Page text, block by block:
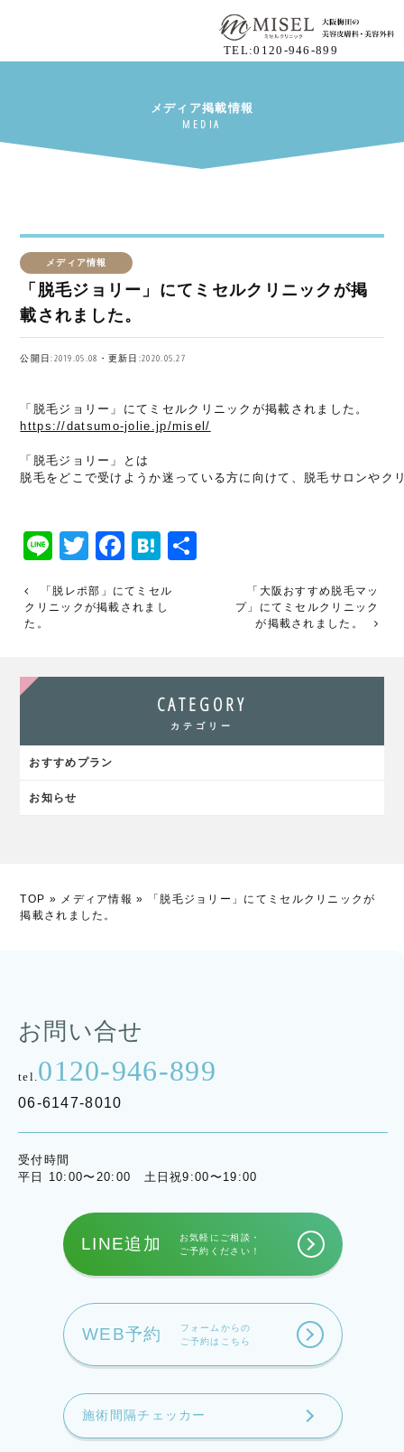
TEL:0120-946-899
メディア情報
「脱毛ジョリー」にてミセルクリニックが掲
載されました。
公開日:2019.05.08・更新日:2020.05.27
https://datsumo-jolie.jp/misel/
「脱毛ジョリー」とは
脱毛をどこで受けようか迷っている方に向けて、脱毛サロンや
LineTwitter
Facebook
Hatena
「脱レポ部」にてミセル
クリニックが掲載されまし
た。
「大阪おすすめ脱毛マッ
プ」にてミセルクリニック
が掲載されました。
CATEGORY
カテゴリー
おすすめプラン
お知らせ
TOP » メディア情報 »
「脱毛ジョリー」にてミセルクリニックが
掲載されました。
お問い合せ
tel. 0120-946-899
06-6147-8010
受付時間
平日 10:00〜20:00 土日祝9:00〜19:00
LINE追加
お気軽にご相談・
ご予約ください！
WEB予約
フォームからの
ご予約はこちら
施術間隔チェッカー